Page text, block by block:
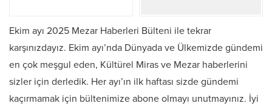
Ekim ayı 2025 Mezar Haberleri Bülteni ile tekrar
karşınızdayız. Ekim ayı’nda Dünyada ve Ülkemizde gündemi
en çok meşgul eden, Kültürel Miras ve Mezar haberlerini
sizler için derledik. Her ayı’ın ilk haftası sizde gündemi
kaçırmamak için bültenimize abone olmayı unutmayınız. İyi